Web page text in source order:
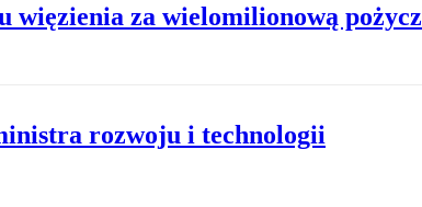
więzienia za wielomilionową
rozwoju i technologii